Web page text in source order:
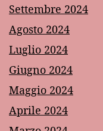
Settembre 2024
Agosto 2024
Luglio 2024
Giugno 2024
Maggio 2024
Aprile 2024